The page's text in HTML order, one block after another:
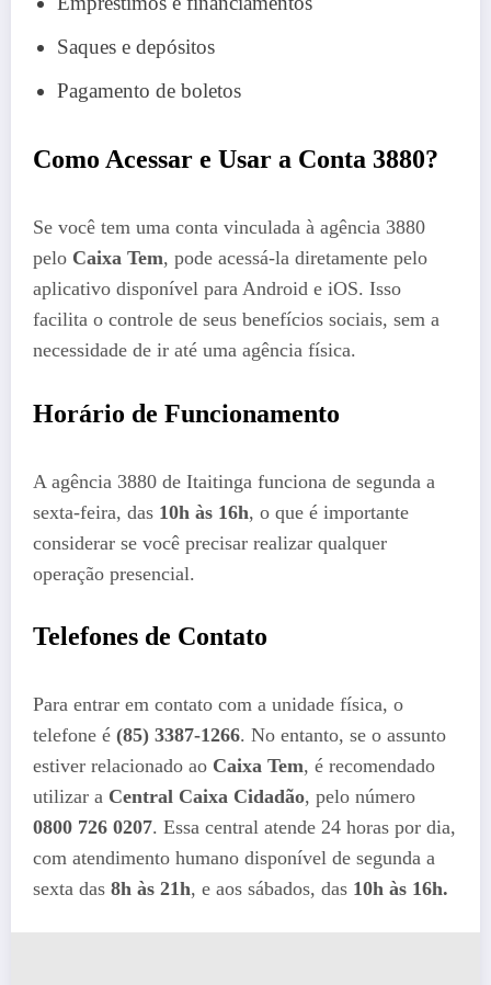
Saques e depósitos
Pagamento de boletos​
Como Acessar e Usar a Conta 3880?
Se você tem uma conta vinculada à agência 3880
pelo Caixa Tem, pode acessá-la diretamente pelo
aplicativo disponível para Android e iOS. Isso
facilita o controle de seus benefícios sociais, sem a
necessidade de ir até uma agência física​.
Horário de Funcionamento
A agência 3880 de Itaitinga funciona de segunda a
sexta-feira, das 10h às 16h, o que é importante
considerar se você precisar realizar qualquer
operação presencial​.
Telefones de Contato
Para entrar em contato com a unidade física, o
telefone é (85) 3387-1266. No entanto, se o assunto
estiver relacionado ao Caixa Tem, é recomendado
utilizar a Central Caixa Cidadão, pelo número
0800 726 0207. Essa central atende 24 horas por dia,
com atendimento humano disponível de segunda a
sexta das 8h às 21h, e aos sábados, das 10h às 16h.